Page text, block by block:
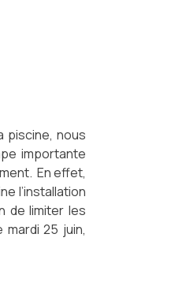
piscine, nous
importante
En effet,
l’installation
de limiter les
25 juin,